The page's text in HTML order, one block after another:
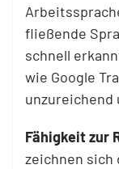
fließende
schnell
wie Google
unzureichend
Fähigkeit zur
zeichnen sich